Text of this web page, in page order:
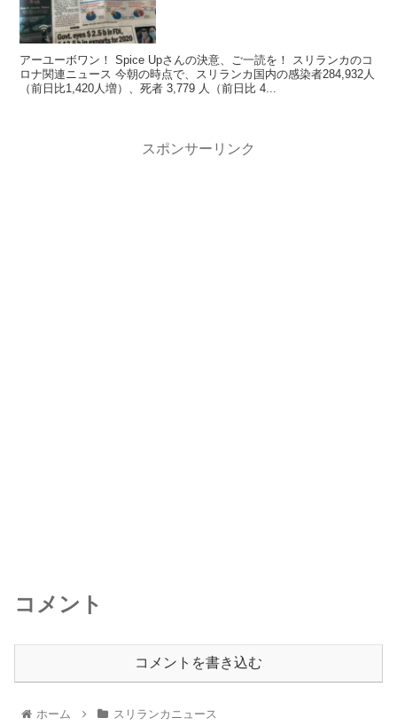
アーユーボワン！ Spice Upさんの決意、ご一読を！ スリランカのコ
ロナ関連ニュース 今朝の時点で、スリランカ国内の感染者284,932人
（前日比1,420人増）、死者 3,779 人（前日比 4...
スポンサーリンク
コメント
コメントを書き込む
ホーム スリランカニュース